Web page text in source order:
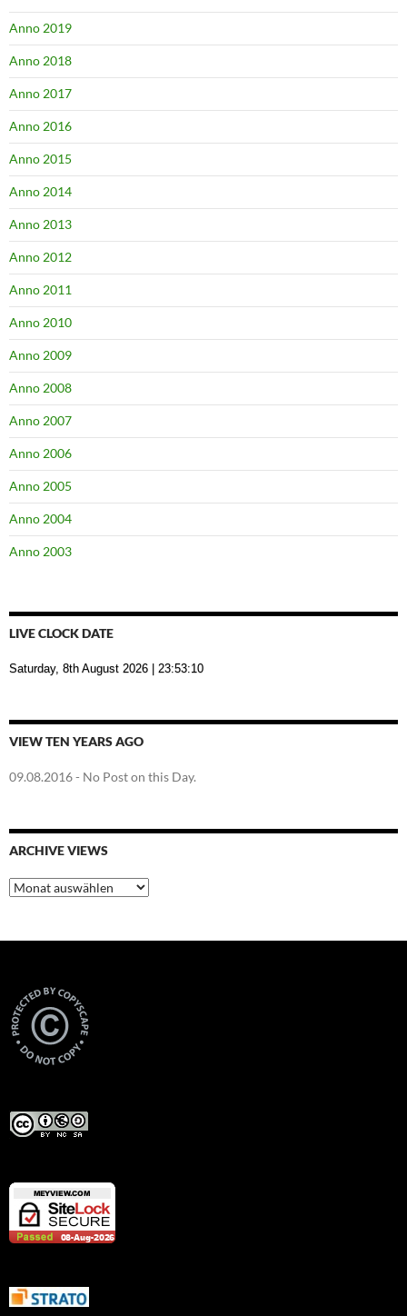
Anno 2019
Anno 2018
Anno 2017
Anno 2016
Anno 2015
Anno 2014
Anno 2013
Anno 2012
Anno 2011
Anno 2010
Anno 2009
Anno 2008
Anno 2007
Anno 2006
Anno 2005
Anno 2004
Anno 2003
LIVE CLOCK DATE
Saturday, 8th August 2026 | 23:53:11
VIEW TEN YEARS AGO
09.08.2016- No Post on this Day.
ARCHIVE VIEWS
Archive
Views